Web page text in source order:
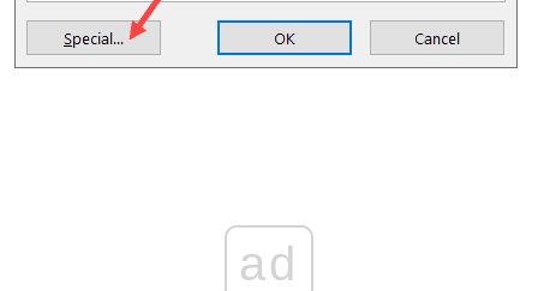
ad